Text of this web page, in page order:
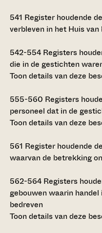
541 Register houdende
verbleven in het Huis
542-554 Registers
die in de gestichten
Toon details van deze
555-560 Registers
personeel dat in de
Toon details van deze
561 Register houdende
waarvan de betrekking
562-564 Registers
gebouwen waarin
bedreven
Toon details van deze